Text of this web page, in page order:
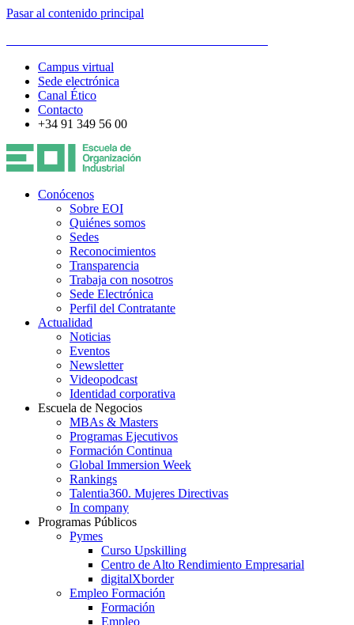
Pasar al contenido principal
Campus virtual
Sede electrónica
Canal Ético
Contacto
+34 91 349 56 00
Conócenos
Sobre EOI
Quiénes somos
Sedes
Reconocimientos
Transparencia
Trabaja con nosotros
Sede Electrónica
Perfil del Contratante
Actualidad
Noticias
Eventos
Newsletter
Videopodcast
Identidad corporativa
Escuela de Negocios
MBAs & Masters
Programas Ejecutivos
Formación Continua
Global Immersion Week
Rankings
Talentia360. Mujeres Directivas
In company
Programas Públicos
Pymes
Curso Upskilling
Centro de Alto Rendimiento Empresarial
digitalXborder
Empleo Formación
Formación
Empleo